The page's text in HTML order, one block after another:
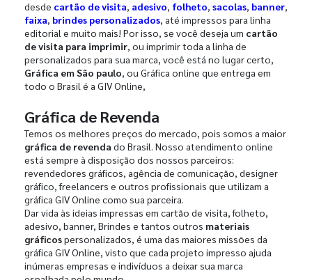
desde cartão de visita, adesivo, folheto, sacolas, banner,
faixa, brindes personalizados, até impressos para linha
editorial e muito mais! Por isso, se você deseja um cartão
de visita para imprimir, ou imprimir toda a linha de
personalizados para sua marca, você está no lugar certo,
Gráfica em São paulo, ou Gráfica online que entrega em
todo o Brasil é a GIV Online,
Gráfica de Revenda
Temos os melhores preços do mercado, pois somos a maior
gráfica de revenda do Brasil. Nosso atendimento online
está sempre à disposição dos nossos parceiros:
revendedores gráficos, agência de comunicação, designer
gráfico, freelancers e outros profissionais que utilizam a
gráfica GIV Online como sua parceira.
Dar vida às ideias impressas em cartão de visita, folheto,
adesivo, banner, Brindes e tantos outros materiais
gráficospersonalizados, é uma das maiores missões da
gráfica GIV Online, visto que cada projeto impresso ajuda
inúmeras empresas e indivíduos a deixar sua marca